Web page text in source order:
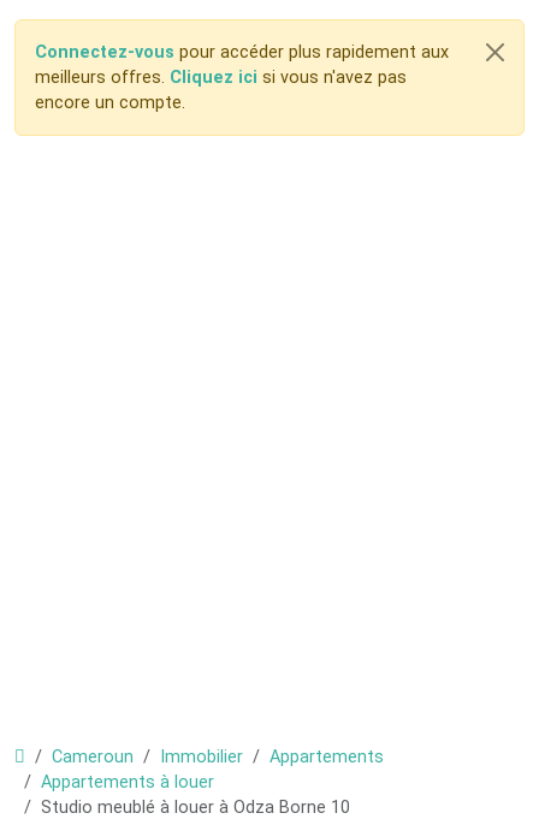
Connectez-vous pour accéder plus rapidement aux
meilleurs offres. Cliquez ici si vous n'avez pas
encore un compte.
Cameroun Immobilier
Appartements
Appartements à louer
Studio meublé à louer à Odza Borne 10